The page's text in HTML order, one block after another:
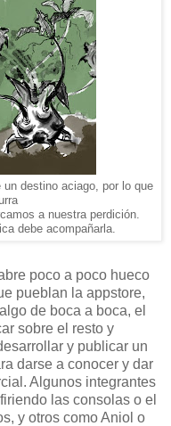
un destino aciago, por lo que
a nuestra perdición.
debe acompañarla.
poco a poco hueco
pueblan la appstore,
de boca a boca, el
sobre el resto y
y publicar un
darse a conocer y dar
Algunos integrantes
las consolas o el
y otros como Aniol o